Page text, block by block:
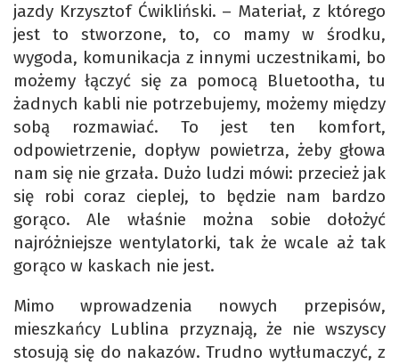
jazdy Krzysztof Ćwikliński. – Materiał, z którego
jest to stworzone, to, co mamy w środku,
wygoda, komunikacja z innymi uczestnikami, bo
możemy łączyć się za pomocą Bluetootha, tu
żadnych kabli nie potrzebujemy, możemy między
sobą rozmawiać. To jest ten komfort,
odpowietrzenie, dopływ powietrza, żeby głowa
nam się nie grzała. Dużo ludzi mówi: przecież jak
się robi coraz cieplej, to będzie nam bardzo
gorąco. Ale właśnie można sobie dołożyć
najróżniejsze wentylatorki, tak że wcale aż tak
gorąco w kaskach nie jest.
Mimo wprowadzenia nowych przepisów,
mieszkańcy Lublina przyznają, że nie wszyscy
stosują się do nakazów. Trudno wytłumaczyć, z